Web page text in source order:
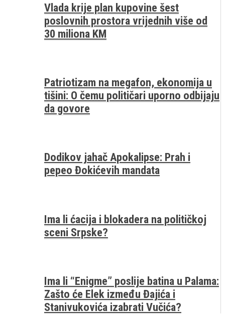
Vlada krije plan kupovine šest
poslovnih prostora vrijednih više od
30 miliona KM
Patriotizam na megafon, ekonomija u
tišini: O čemu političari uporno odbijaju
da govore
Dodikov jahač Apokalipse: Prah i
pepeo Đokićevih mandata
Ima li ćacija i blokadera na političkoj
sceni Srpske?
Ima li “Enigme” poslije batina u Palama:
Zašto će Elek između Đajića i
Stanivukovića izabrati Vučića?